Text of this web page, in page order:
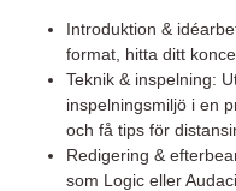
Introduktion &
format, hitta ditt
Teknik & inspelning:
inspelningsmiljö i en
och få tips för
Redigering &
som Logic eller